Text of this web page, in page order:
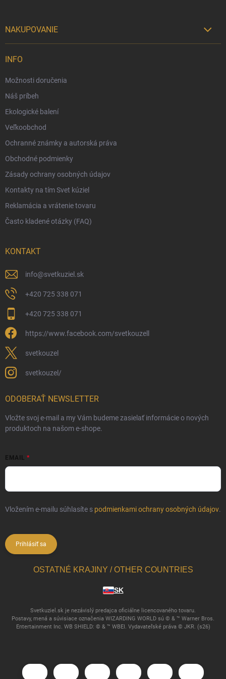
NAKUPOVANIE 
Darčekový radca 🎁
Moja objednávka
Reklamácia a vrátenie tovaru
Vernostný program
Veľkoobchod
Ekologické balenie objednávok
Obchodné podmienky
Zásady ochrany osobných údajov
INFO
Možnosti doručenia
Náš príbeh
Ekologické balení
Veľkoobchod
Ochranné známky a autorská práva
Obchodné podmienky
Zásady ochrany osobných údajov
Kontakty na tím Svet kúziel
Reklamácia a vrátenie tovaru
Často kladené otázky (FAQ)
KONTAKT
info@svetkuziel.sk
+420 725 338 071
+420 725 338 071
https://www.facebook.com/svetkouzell
svetkouzel
svetkouzel/
ODOBERAŤ NEWSLETTER
Vložte svoj e-mail a my Vám budeme zasielať informácie o nových
produktoch na našom e-shope.
EMAIL
Vložením e-mailu súhlasíte s podmienkami ochrany osobných údajov.
Prihlásiť sa
OSTATNÉ KRAJINY / OTHER COUNTRIES
SK
Svetkuziel.sk je nezávislý predajca oficiálne licencovaného tovaru.
Postavy, mená a súvisiace označenia WIZARDING WORLD sú © & ™ Warner Bros.
Entertainment Inc. WB SHIELD: © & ™ WBEI. Vydavateľské práva © JKR. (s26)